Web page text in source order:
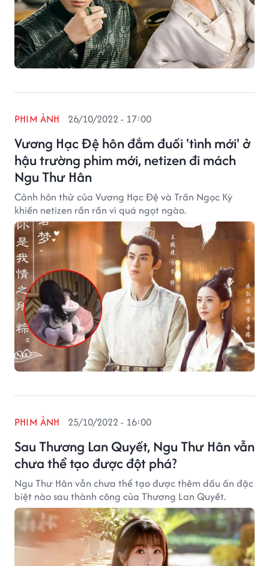
Vương Hạc Đệ hôn đắm đuối 'tình mới' ở
hậu trường phim mới, netizen đi mách
Ngu Thư Hân
PHIM ẢNH 26/10/2022 - 17:00
Cảnh hôn thử của Vương Hạc Đệ và Trần Ngọc Kỳ
khiến netizen rần rần vì quá ngọt ngào.
Sau Thương Lan Quyết, Ngu Thư Hân vẫn
chưa thể tạo được đột phá?
PHIM ẢNH 25/10/2022 - 16:00
Ngu Thư Hân vẫn chưa thể tạo được thêm dấu ấn đặc
biệt nào sau thành công của Thương Lan Quyết.